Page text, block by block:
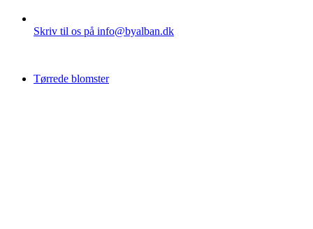
Skriv til os på info@byalban.dk
Tørrede blomster